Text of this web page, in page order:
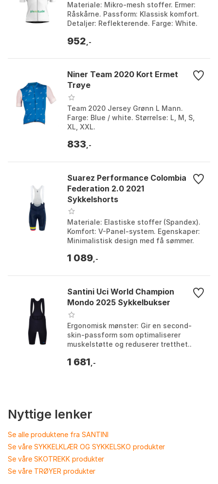
Materiale: Mikro-mesh stoffer. Ermer:
Råskårne. Passform: Klassisk komfort.
Detaljer: Reflekterende. Farge: White.
952 ,-
Niner Team 2020 Kort Ermet
Trøye
Team 2020 Jersey Grønn L Mann.
Farge: Blue / white. Størrelse: L, M, S,
XL, XXL.
833 ,-
Suarez Performance Colombia
Federation 2.0 2021
Sykkelshorts
Materiale: Elastiske stoffer (Spandex).
Komfort: V-Panel-system. Egenskaper:
Minimalistisk design med få sømmer.
Størrelse: S.
1 089 ,-
Santini Uci World Champion
Mondo 2025 Sykkelbukser
Ergonomisk mønster: Gir en second-
skin-passform som optimaliserer
muskelstøtte og reduserer tretthet..
eksepsjonell komfort og t...
1 681 ,-
Nyttige lenker
Se alle produktene fra SANTINI
Se våre SYKKELKLÆR OG SYKKELSKO produkter
Se våre SKOTREKK produkter
Se våre TRØYER produkter